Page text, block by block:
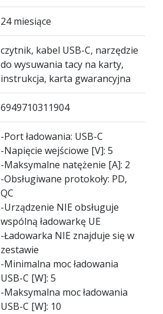
24 miesiące
czytnik, kabel USB-C, narzędzie
do wysuwania tacy na karty,
instrukcja, karta gwarancyjna
6949710311904
-Port ładowania: USB-C
-Napięcie wejściowe [V]: 5
-Maksymalne natężenie [A]: 2
-Obsługiwane protokoły: PD,
QC
-Urządzenie NIE obsługuje
wspólną ładowarkę UE
-Ładowarka NIE znajduje się w
zestawie
-Minimalna moc ładowania
USB-C [W]: 5
-Maksymalna moc ładowania
USB-C [W]: 10